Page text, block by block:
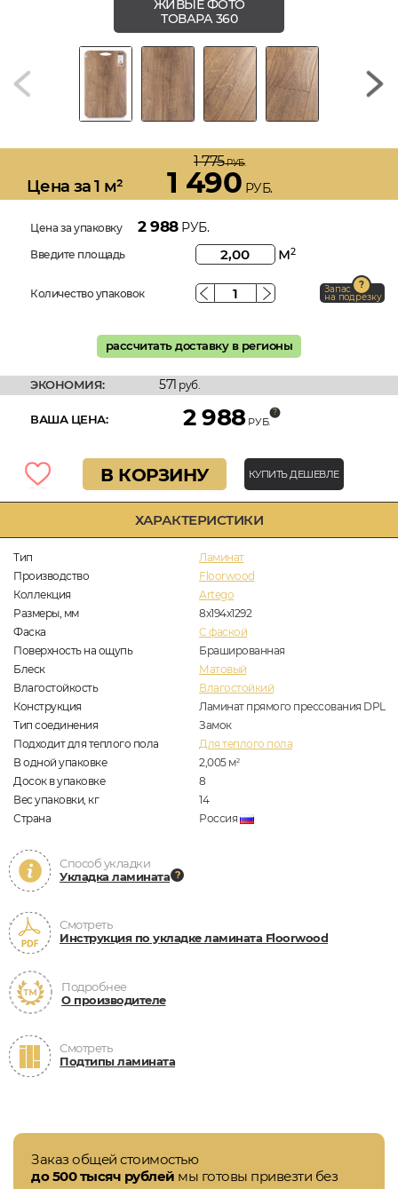
ХАРАКТЕРИСТИКИ
Тип
Ламинат
Производство
Floorwood
Коллекция
Artego
Размеры, мм
8х194х1292
Фаска
C фаской
Поверхность на ощупь
Брашированная
Блеск
Матовый
Влагостойкость
Влагостойкий
Конструкция
Ламинат прямого прессования DPL
Тип соединения
Замок
Подходит для теплого пола
Для теплого пола
В одной упаковке
2,005 м2
Досок в упаковке
8
Вес упаковки, кг
14
Страна
Россия
Способ укладки
Укладка ламината
Смотреть
Инструкция по укладке ламината Floorwood
Подробнее
О производителе
Смотреть
Подтипы ламината
ЖИВЫЕ ФОТО
ТОВАРА 360
Цена за 1 м²
1 775РУБ.
1 490 РУБ.
Цена за упаковку 2 988РУБ.
Введите площадь м2
Количество упаковок Запас
на подрезку
рассчитать доставку в регионы
ЭКОНОМИЯ: 571 руб.
ВАША ЦЕНА: 2 988 РУБ.
В КОРЗИНУ КУПИТЬ ДЕШЕВЛЕ
Заказ общей стоимостью
до 500 тысяч рублей мы готовы привезти без